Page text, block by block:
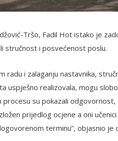
Tršo, Fadil Hot istako je
stručnost i posvećenost poslu.
radu i zalaganju nastavnika,
uspješno realizovala, mogu
su pokazali odgovornost,
prijedlog ocjene a oni
terminu”, objasnio je